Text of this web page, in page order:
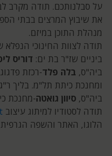
על סבלנותכם. תודה מקרב
את שיבוץ המרצים בבתי
מנהלת התוכן במיזם.
תודה לצוות החינוכי
ביניים שז"ר בת ים: דוריס
ביה"ס, בלה פלד-רכזת
ומחנכת כיתת תל"מ. בליך
ביה"ס, סיוון גואטה-מחנכת
תודה לסטודיו למיתוג עיצוב
הלוגו, האתר והשפה